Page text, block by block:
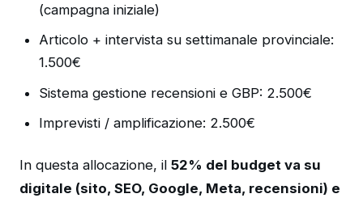
(campagna iniziale)
Articolo + intervista su settimanale provinciale:
1.500€
Sistema gestione recensioni e GBP: 2.500€
Imprevisti / amplificazione: 2.500€
In questa allocazione, il 52% del budget va su
digitale (sito, SEO, Google, Meta, recensioni) e